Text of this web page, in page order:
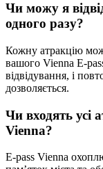
Чи можу я
одного разу?
Кожну атракцію
вашого Vienna E-
відвідування, і
дозволяється.
Чи входять усі
Vienna?
E-pass Vienna